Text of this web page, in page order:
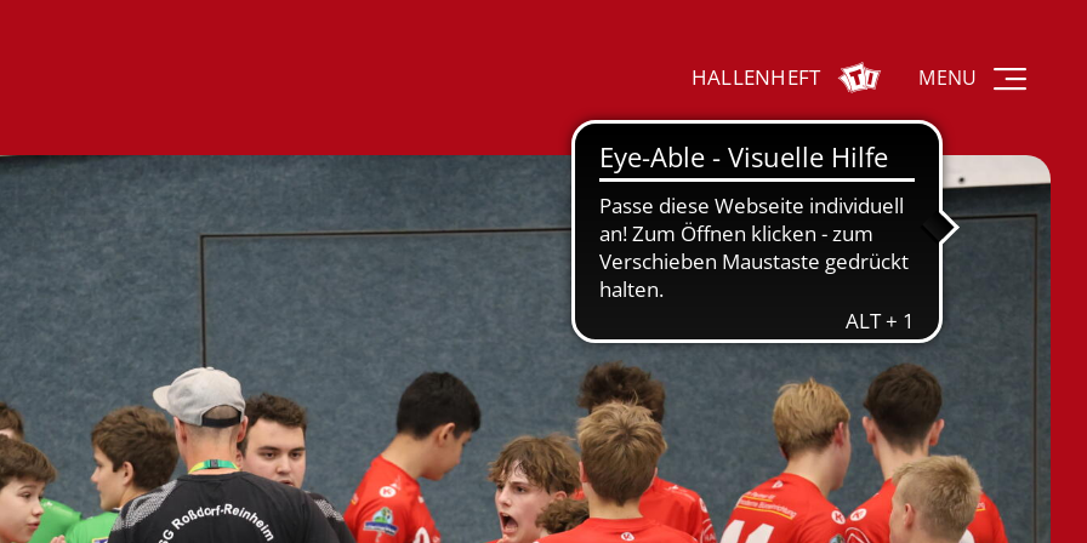
HALLENHEFT MENU